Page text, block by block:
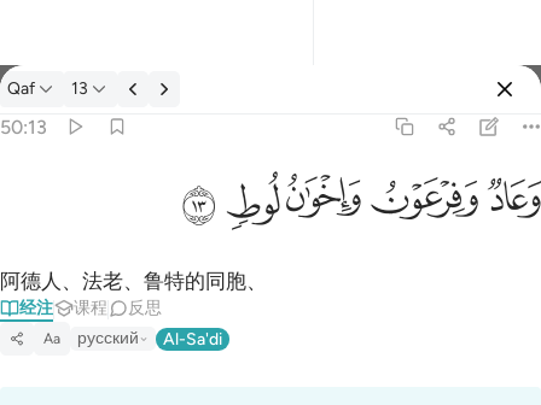
经注: Qaf 50:13
Qaf 13
50:13
وَعَادٌۭ وَفِرْعَوْنُ وَإِخْوَٰنُ لُوطٍۢ ١٣
ﲳﲴﲵﲶﲷ
阿德人、法老、鲁特的同胞、
经注 课程 反思
Aa русский Al-Sa'di